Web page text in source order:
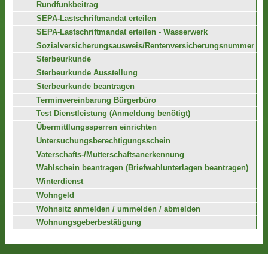
Rundfunkbeitrag
SEPA-Lastschriftmandat erteilen
SEPA-Lastschriftmandat erteilen - Wasserwerk
Sozialversicherungsausweis/Rentenversicherungsnummer
Sterbeurkunde
Sterbeurkunde Ausstellung
Sterbeurkunde beantragen
Terminvereinbarung Bürgerbüro
Test Dienstleistung (Anmeldung benötigt)
Übermittlungssperren einrichten
Untersuchungsberechtigungsschein
Vaterschafts-/Mutterschaftsanerkennung
Wahlschein beantragen (Briefwahlunterlagen beantragen)
Winterdienst
Wohngeld
Wohnsitz anmelden / ummelden / abmelden
Wohnungsgeberbestätigung